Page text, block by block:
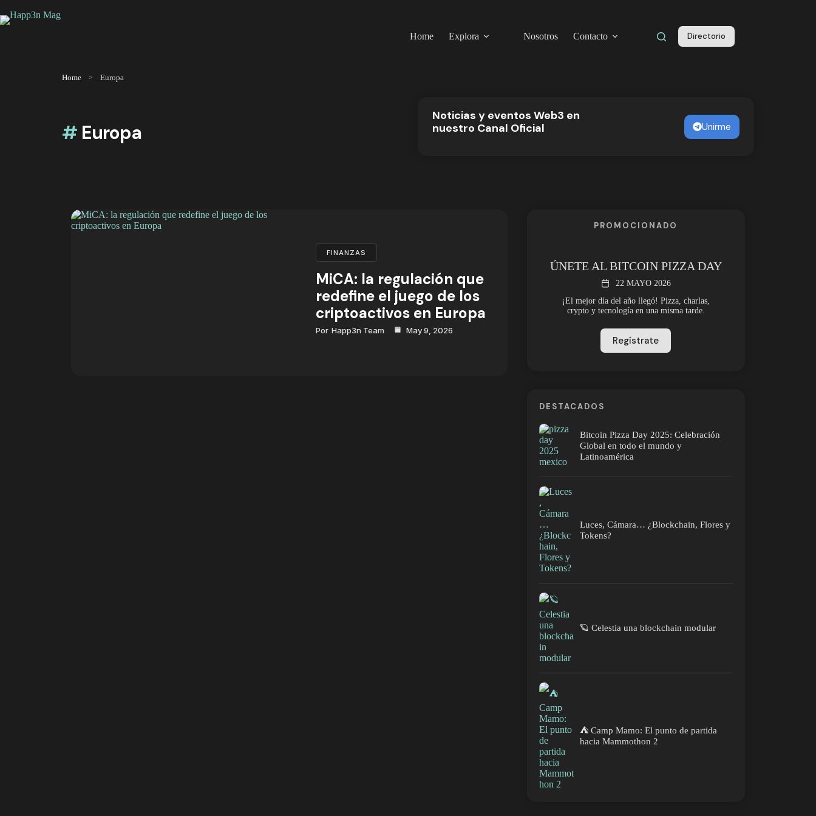
al
contenido
Home
Explora Nosotros Contacto Directorio
Home Europa
# Europa
Noticias y eventos Web3 en
nuestro Canal Oficial
Unirme
FINANZAS
MiCA: la regulación que
redefine el juego de los
criptoactivos en Europa
Por Happ3n Team May 9, 2026
PROMOCIONADO
ÚNETE AL BITCOIN PIZZA DAY
22 MAYO 2026
¡El mejor día del año llegó! Pizza, charlas,
crypto y tecnología en una misma tarde.
Regístrate
DESTACADOS
Bitcoin Pizza Day 2025: Celebración
Global en todo el mundo y
Latinoamérica
Luces, Cámara… ¿Blockchain, Flores y
Tokens?
🪐 Celestia una blockchain modular
⛺ Camp Mamo: El punto de partida
hacia Mammothon 2